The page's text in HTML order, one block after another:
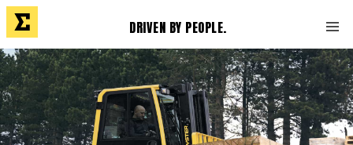
DRIVEN BY PEOPLE.